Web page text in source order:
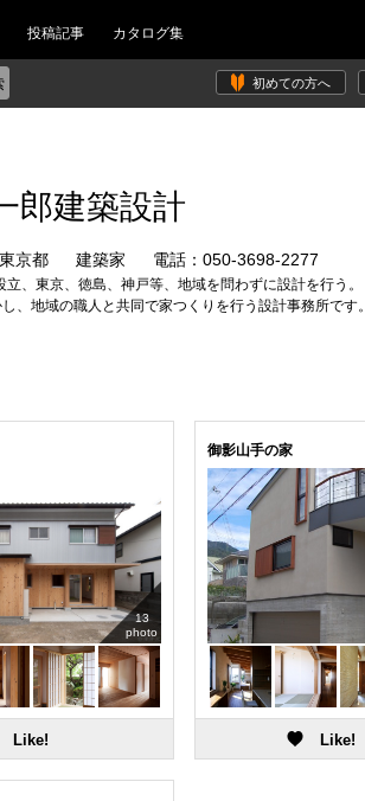
投稿記事 カタログ集
初めての方へ
郎建築設計
東京都 建築家 電話：050-3698-2277
、東京、徳島、神戸等、地域を問わずに設計を行う。
、地域の職人と共同で家つくりを行う設計事務所です。
13
photo
御影山手の家